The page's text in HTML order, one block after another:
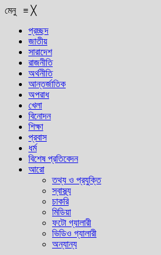
মেনু ≡ ╳
প্রচ্ছদ
জাতীয়
সারাদেশ
রাজনীতি
অর্থনীতি
আন্তর্জাতিক
অপরাধ
খেলা
বিনোদন
শিক্ষা
প্রবাস
ধর্ম
বিশেষ প্রতিবেদন
আরো
তথ্য ও প্রযুক্তি
স্বাস্থ্য
চাকরি
মিডিয়া
ফটো গ্যালারী
ভিডিও গ্যালারী
অন্যান্য